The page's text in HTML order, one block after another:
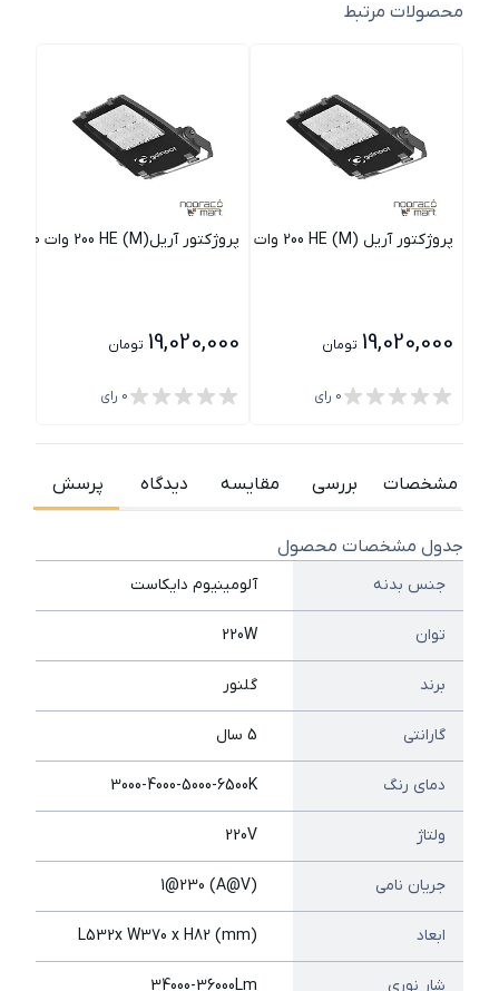
محصولات مرتبط
پروژکتور آریل (M) 200 HE وات 30 درجه گلنور
19,020,000 تومان
0 رای
پروژکتور آریل(M) 200 HE وات 60 درجه گلنور
19,020,000 تومان
0 رای
مشخصات بررسی مقایسه دیدگاه پرسش
جدول مشخصات محصول
جنس بدنه آلومینیوم دایکاست
توان 220W
برند گلنور
گارانتی 5 سال
دمای رنگ 3000-4000-5000-6500K
ولتاژ 220V
جریان نامی (A@V) 1@230
ابعاد (mm) L532x W370 x H82
شار نوری 34000-36000Lm